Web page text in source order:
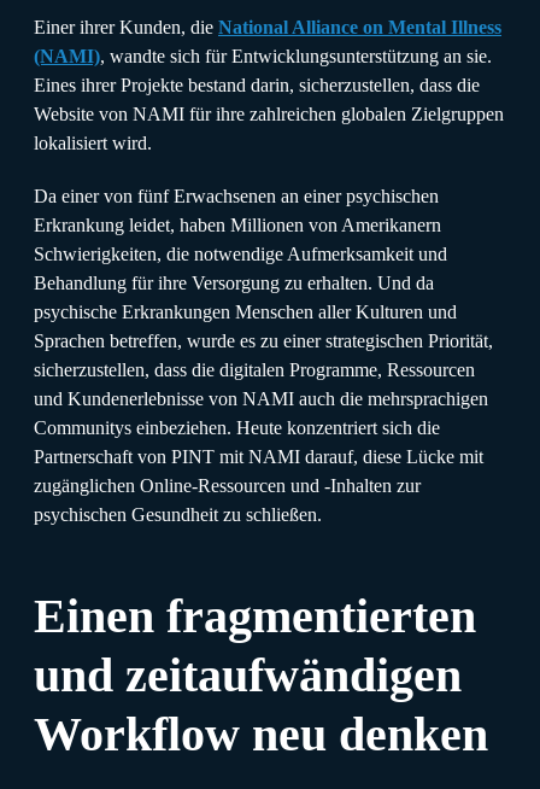
Einer ihrer Kunden, die National Alliance on Mental Illness
(NAMI), wandte sich für Entwicklungsunterstützung an sie.
Eines ihrer Projekte bestand darin, sicherzustellen, dass die
Website von NAMI für ihre zahlreichen globalen Zielgruppen
lokalisiert wird.
Da einer von fünf Erwachsenen an einer psychischen
Erkrankung leidet, haben Millionen von Amerikanern
Schwierigkeiten, die notwendige Aufmerksamkeit und
Behandlung für ihre Versorgung zu erhalten. Und da
psychische Erkrankungen Menschen aller Kulturen und
Sprachen betreffen, wurde es zu einer strategischen Priorität,
sicherzustellen, dass die digitalen Programme, Ressourcen
und Kundenerlebnisse von NAMI auch die mehrsprachigen
Communitys einbeziehen. Heute konzentriert sich die
Partnerschaft von PINT mit NAMI darauf, diese Lücke mit
zugänglichen Online-Ressourcen und -Inhalten zur
psychischen Gesundheit zu schließen.
Einen fragmentierten
und zeitaufwändigen
Workflow neu denken